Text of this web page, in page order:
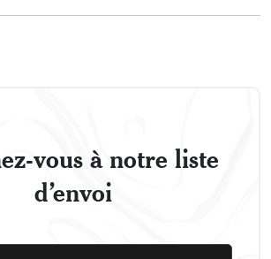
vous à notre liste
d’envoi